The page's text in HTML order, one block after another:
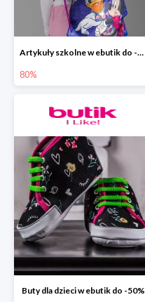
Artykuły szkolne w ebutik do -80%
80%
Buty dla dzieci w ebutik do -50%